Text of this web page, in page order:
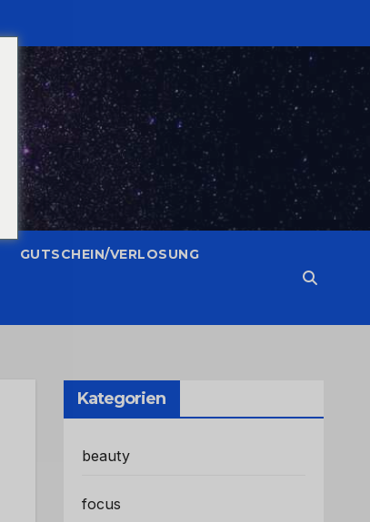
GUTSCHEIN/VERLOSUNG
Kategorien
beauty
focus